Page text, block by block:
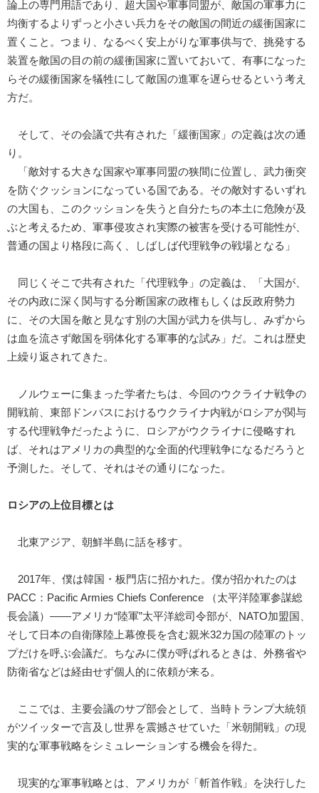
論上の専門用語であり、超大国や軍事同盟が、敵国の軍事力に
均衡するよりずっと小さい兵力をその敵国の間近の緩衝国家に
置くこと。つまり、なるべく安上がりな軍事供与で、挑発する
装置を敵国の目の前の緩衝国家に置いておいて、有事になった
らその緩衝国家を犠牲にして敵国の進軍を遅らせるという考え
方だ。
そして、その会議で共有された「緩衝国家」の定義は次の通
り。
「敵対する大きな国家や軍事同盟の狭間に位置し、武力衝突
を防ぐクッションになっている国である。その敵対するいずれ
の大国も、このクッションを失うと自分たちの本土に危険が及
ぶと考えるため、軍事侵攻され実際の被害を受ける可能性が、
普通の国より格段に高く、しばしば代理戦争の戦場となる」
同じくそこで共有された「代理戦争」の定義は、「大国が、
その内政に深く関与する分断国家の政権もしくは反政府勢力
に、その大国を敵と見なす別の大国が武力を供与し、みずから
は血を流さず敵国を弱体化する軍事的な試み」だ。これは歴史
上繰り返されてきた。
ノルウェーに集まった学者たちは、今回のウクライナ戦争の
開戦前、東部ドンバスにおけるウクライナ内戦がロシアが関与
する代理戦争だったように、ロシアがウクライナに侵略すれ
ば、それはアメリカの典型的な全面的代理戦争になるだろうと
予測した。そして、それはその通りになった。
ロシアの上位目標とは
北東アジア、朝鮮半島に話を移す。
2017年、僕は韓国・板門店に招かれた。僕が招かれたのは
PACC：Pacific Armies Chiefs Conference （太平洋陸軍参謀総
長会議）――アメリカ“陸軍”太平洋総司令部が、NATO加盟国、
そして日本の自衛隊陸上幕僚長を含む親米32カ国の陸軍のトッ
プだけを呼ぶ会議だ。ちなみに僕が呼ばれるときは、外務省や
防衛省などは経由せず個人的に依頼が来る。
ここでは、主要会議のサブ部会として、当時トランプ大統領
がツイッターで言及し世界を震撼させていた「米朝開戦」の現
実的な軍事戦略をシミュレーションする機会を得た。
現実的な軍事戦略とは、アメリカが「斬首作戦」を決行した